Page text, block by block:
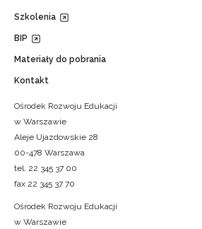
Szkolenia
BIP
Materiały do pobrania
Kontakt
Ośrodek Rozwoju Edukacji
w Warszawie
Aleje Ujazdowskie 28
00-478 Warszawa
tel. 22 345 37 00
fax 22 345 37 70
Ośrodek Rozwoju Edukacji
w Warszawie